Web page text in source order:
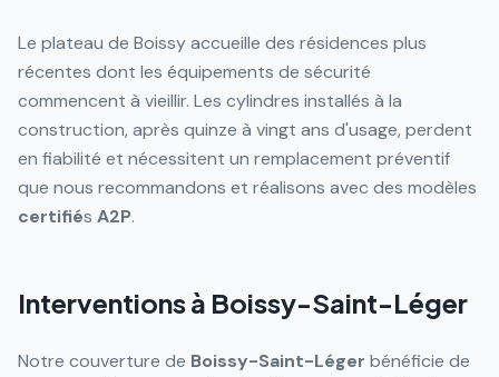
Le plateau de Boissy accueille des résidences plus
récentes dont les équipements de sécurité
commencent à vieillir. Les cylindres installés à la
construction, après quinze à vingt ans d'usage, perdent
en fiabilité et nécessitent un remplacement préventif
que nous recommandons et réalisons avec des modèles
certifiés A2P.
Interventions à Boissy-Saint-Léger
Notre couverture de Boissy-Saint-Léger bénéficie de